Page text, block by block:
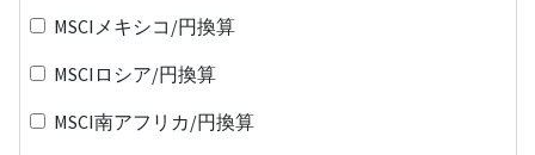
MSCIメキシコ/円換算
MSCIロシア/円換算
MSCI南アフリカ/円換算